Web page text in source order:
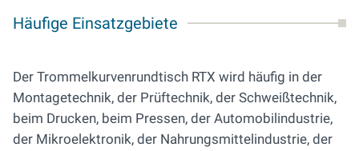
Häufige Einsatzgebiete
Der Trommelkurvenrundtisch RTX wird häufig in der
Montagetechnik, der Prüftechnik, der Schweißtechnik,
beim Drucken, beim Pressen, der Automobilindustrie,
der Mikroelektronik, der Nahrungsmittelindustrie, der